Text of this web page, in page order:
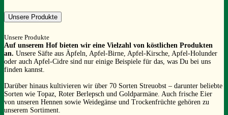
Unsere Produkte
Unsere Produkte
Auf unserem Hof bieten wir eine Vielzahl von köstlichen Produkten
an. Unsere Säfte aus Äpfeln, Apfel-Birne, Apfel-Kirsche, Apfel-Holunder
oder auch Apfel-Cidre sind nur einige Beispiele für das, was Du bei uns
finden kannst.
Darüber hinaus kultivieren wir über 70 Sorten Streuobst – darunter beliebte
Sorten wie Topaz, Roter Berlepsch und Goldparmäne. Auch frische Eier
von unseren Hennen sowie Weidegänse und Trockenfrüchte gehören zu
unserem Sortiment.